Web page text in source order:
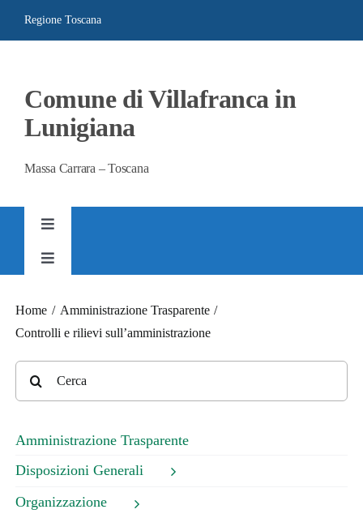
Regione Toscana
Comune di Villafranca in
Lunigiana
Massa Carrara – Toscana
Toggle
AMMINISTRAZIONE TRASPARENTE
Toggle
Home
Amministrazione Trasparente
Controlli e rilievi sull’amministrazione
Amministrazione Trasparente
Disposizioni Generali
Organizzazione